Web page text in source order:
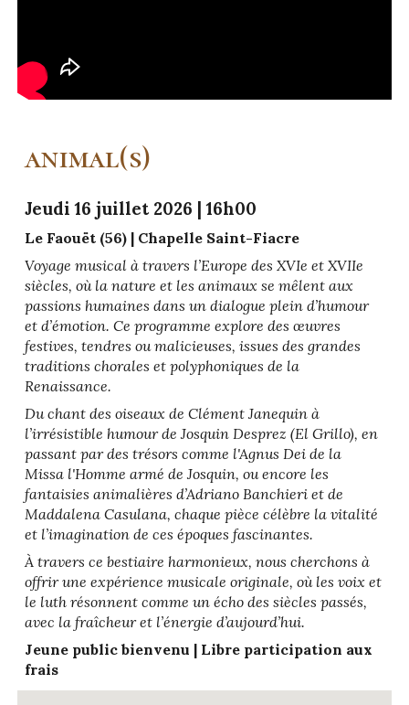
animal(s)
Jeudi 16 juillet 2026 |16h00
Le Faouët (56) | Chapelle Saint-Fiacre
Voyage musical à travers l’Europe des XVIe et XVIIe
siècles, où la nature et les animaux se mêlent aux
passions humaines dans un dialogue plein d’humour
et d’émotion. Ce programme explore des œuvres
festives, tendres ou malicieuses, issues des grandes
traditions chorales et polyphoniques de la
Renaissance.
Du chant des oiseaux de Clément Janequin à
l’irrésistible humour de Josquin Desprez (El Grillo), en
passant par des trésorscomme l'Agnus Dei de la
Missa l'Homme armé de Josquin, ou encore les
fantaisies animalières d’Adriano Banchieri et de
Maddalena Casulana, chaque pièce célèbre la vitalité
et l’imagination de ces époques fascinantes.
À travers ce bestiaire harmonieux, nous cherchons à
offrir une expérience musicale originale, où les voix et
le luth résonnent comme un écho des siècles passés,
avec la fraîcheur et l’énergie d’aujourd’hui.
Jeune public bienvenu | Libre participation aux
frais